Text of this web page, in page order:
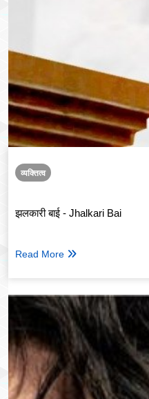
व्यक्तित्व
झलकारी बाई - Jhalkari Bai
Read More